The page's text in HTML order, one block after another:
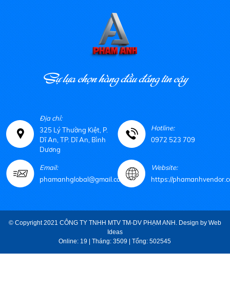
Sự lựa chọn hàng đầu đáng tin cậy
Địa chỉ:
325 Lý Thường Kiệt, P.
Dĩ An, TP. Dĩ An, Bình
Dương
Hotline:
0972 523 709
Email:
phamanhglobal@gmail.com
Website:
https://
© Copyright 2021 CÔNG TY TNHH MTV TM-DV PHẠM ANH. Design by Web
Ideas
Online: 19 | Tháng: 3509 | Tổng: 502545